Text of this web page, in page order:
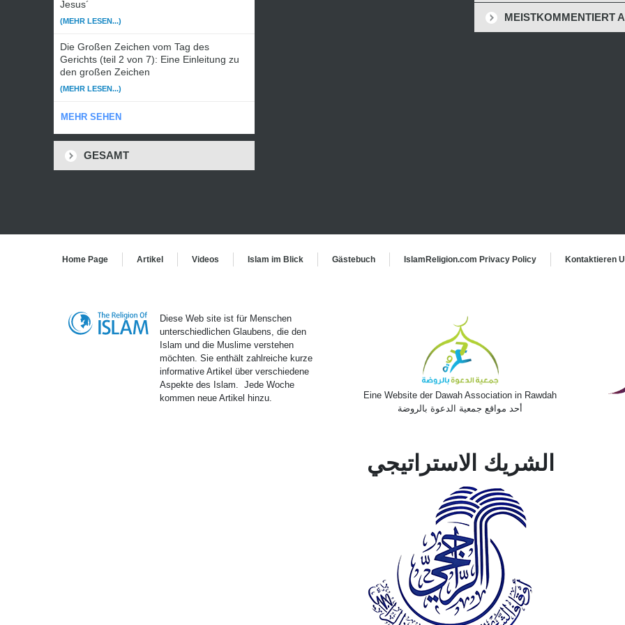
Jesus´
(MEHR LESEN...)
Die Großen Zeichen vom Tag des
Gerichts (teil 2 von 7): Eine Einleitung zu
den großen Zeichen
(MEHR LESEN...)
MEHR SEHEN
GESAMT
MEISTKOMMENTIERT
Home Page Artikel Videos Islam im Blick Gästebuch IslamReligion.com Privacy Policy Kontaktieren
Diese Web site ist für Menschen
unterschiedlichen Glaubens, die den
Islam und die Muslime verstehen
möchten. Sie enthält zahlreiche kurze
informative Artikel über verschiedene
Aspekte des Islam. Jede Woche
kommen neue Artikel hinzu.
Eine Website der Dawah Association in Rawdah
أحد مواقع جمعية الدعوة بالروضة
الشريك الاستراتيجي